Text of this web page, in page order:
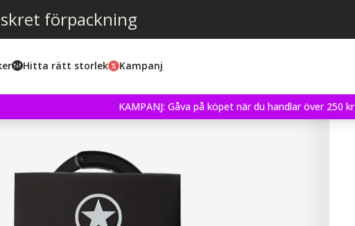
förpackning
Hitta rätt storlek Kampanj
KAMPANJ: Gåva på köpet när du handlar över 250 kr